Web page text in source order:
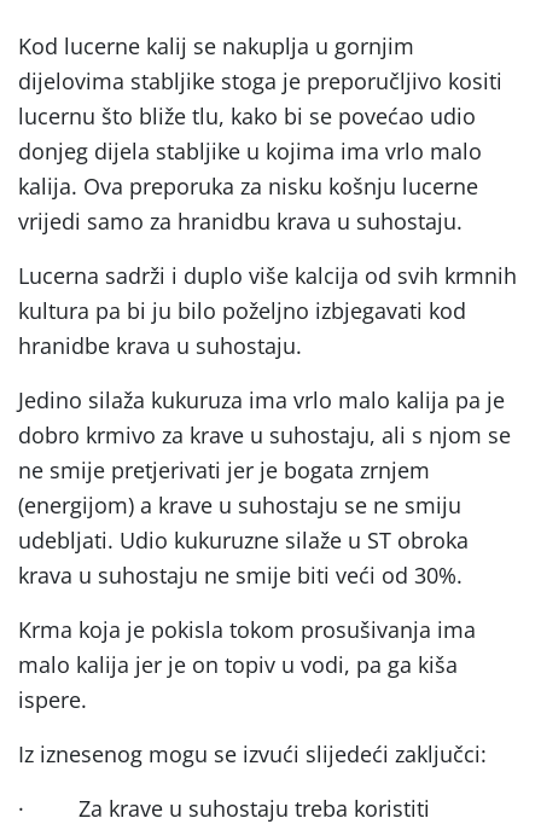
Kod lucerne kalij se nakuplja u gornjim
dijelovima stabljike stoga je preporučljivo kositi
lucernu što bliže tlu, kako bi se povećao udio
donjeg dijela stabljike u kojima ima vrlo malo
kalija. Ova preporuka za nisku košnju lucerne
vrijedi samo za hranidbu krava u suhostaju.
Lucerna sadrži i duplo više kalcija od svih krmnih
kultura pa bi ju bilo poželjno izbjegavati kod
hranidbe krava u suhostaju.
Jedino silaža kukuruza ima vrlo malo kalija pa je
dobro krmivo za krave u suhostaju, ali s njom se
ne smije pretjerivati jer je bogata zrnjem
(energijom) a krave u suhostaju se ne smiju
udebljati. Udio kukuruzne silaže u ST obroka
krava u suhostaju ne smije biti veći od 30%.
Krma koja je pokisla tokom prosušivanja ima
malo kalija jer je on topiv u vodi, pa ga kiša
ispere.
Iz iznesenog mogu se izvući slijedeći zaključci:
·
Za krave u suhostaju treba koristiti